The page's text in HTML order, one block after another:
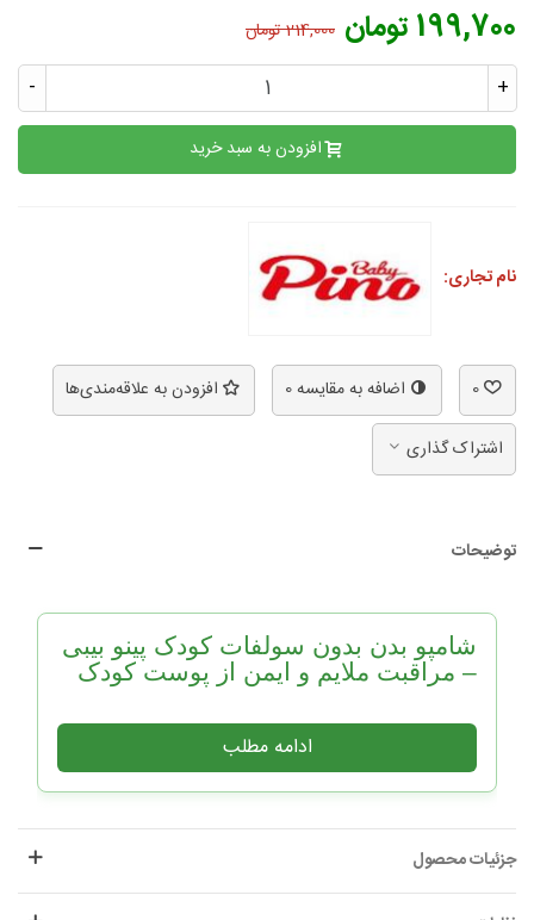
199,700 تومان 214,000 تومان
- +
افزودن به سبد خرید
نام تجاری:
0 اضافه به مقایسه0 افزودن به علاقه‌مندی‌ها
اشتراک گذاری
توضیحات
شامپو بدن بدون سولفات کودک پینو بیبی
– مراقبت ملایم و ایمن از پوست کودک
ویژگی‌های شامپو بدن بدون
سولفات پینو بیبی
جزئیات محصول